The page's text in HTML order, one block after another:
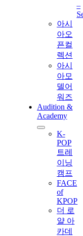
–
아시
아오
픈컬
렉션
아시
아모
델어
워즈
Audition &
Academy
K-
POP
트레
이닝
캠프
FACE
of
KPOP
더 로
얄 아
카데